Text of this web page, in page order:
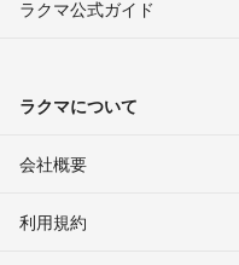
ラクマ公式ガイド
ラクマについて
会社概要
利用規約